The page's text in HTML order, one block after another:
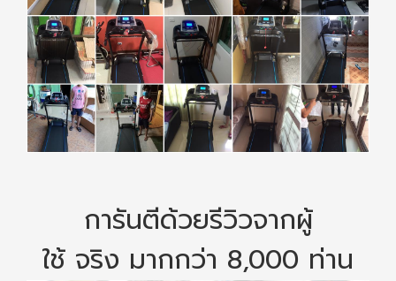
การันตีด้วยรีวิวจากผู้
ใช้ จริง มากกว่า 8,000 ท่าน